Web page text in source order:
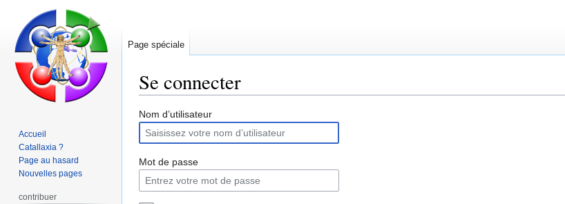
Se connecter
Aller
la
navigation
Aller
la
recherche
Nom d’utilisateur
Mot de passe
Page spéciale
Accueil
Catallaxia ?
Page au hasard
Nouvelles pages
contribuer